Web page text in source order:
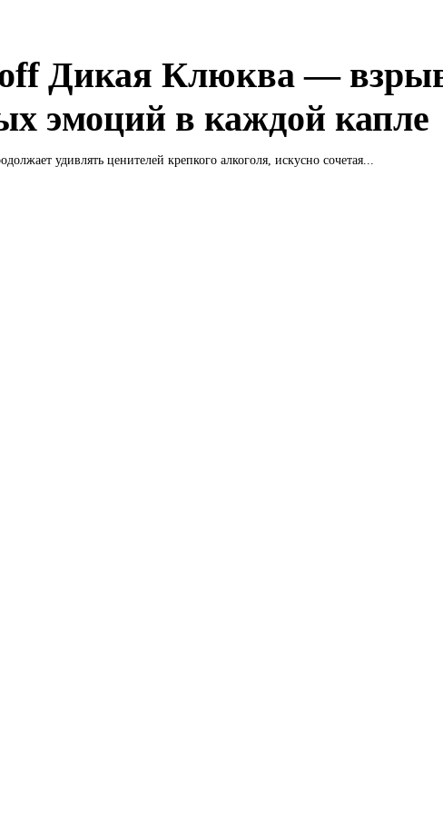
Дикая Клюква —
эмоций в каждой капле
удивлять ценителей крепкого алкоголя, искусно сочетая...